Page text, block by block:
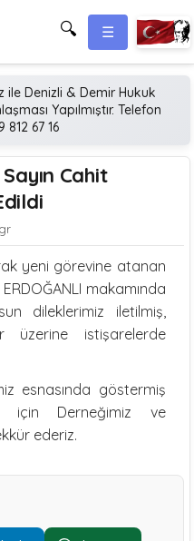
🔍 ☰
ile Denizli & Demir Hukuk
Yapılmıştır. Telefon
812 67 16
Cahit
yeni görevine atanan
makamında
dileklerimiz iletilmiş,
üzerine istişarelerde
esnasında göstermiş
için Derneğimiz ve
ederiz.